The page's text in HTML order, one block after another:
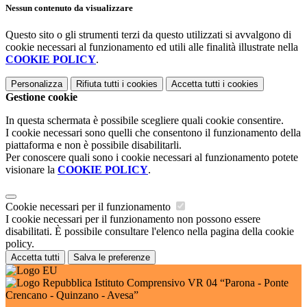
Nessun contenuto da visualizzare
Questo sito o gli strumenti terzi da questo utilizzati si avvalgono di
cookie necessari al funzionamento ed utili alle finalità illustrate nella
COOKIE POLICY.
Personalizza Rifiuta tutti i cookies Accetta tutti i cookies
Gestione cookie
In questa schermata è possibile scegliere quali cookie consentire.
I cookie necessari sono quelli che consentono il funzionamento della
piattaforma e non è possibile disabilitarli.
Per conoscere quali sono i cookie necessari al funzionamento potete
visionare la COOKIE POLICY.
Cookie necessari per il funzionamento
I cookie necessari per il funzionamento non possono essere
disabilitati. È possibile consultare l'elenco nella pagina della cookie
policy.
Accetta tutti Salva le preferenze
Istituto Comprensivo VR 04 “Parona - Ponte
Crencano - Quinzano - Avesa”